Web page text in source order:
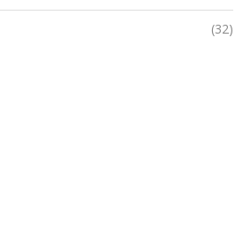
(32)